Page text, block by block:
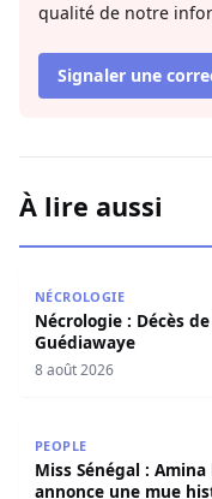
qualité de notre
Signaler une
À lire aussi
NÉCROLOGIE
Nécrologie : Décès
Guédiawaye
8 août 2026
PEOPLE
Miss Sénégal :
annonce une mue